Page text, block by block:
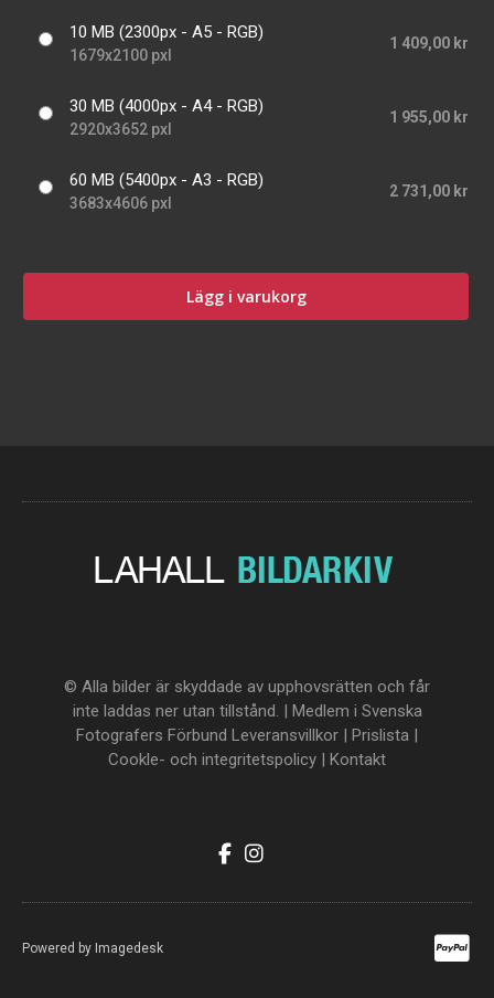
10 MB (2300px - A5 - RGB)
1679x2100 pxl
1 409,00 kr
30 MB (4000px - A4 - RGB)
2920x3652 pxl
1 955,00 kr
60 MB (5400px - A3 - RGB)
3683x4606 pxl
2 731,00 kr
Lägg i varukorg
© Alla bilder är skyddade av upphovsrätten och får
inte laddas ner utan tillstånd. | Medlem i Svenska
Fotografers Förbund Leveransvillkor | Prislista |
Cookle- och integritetspolicy | Kontakt
Powered by Imagedesk